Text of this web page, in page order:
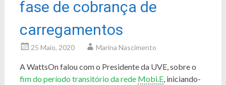
fase de cobrança de
carregamentos
25 Maio, 2020 Marina Nascimento
A WattsOn falou com o Presidente da UVE, sobre o
fim do período transitório da rede Mobi.E, iniciando-